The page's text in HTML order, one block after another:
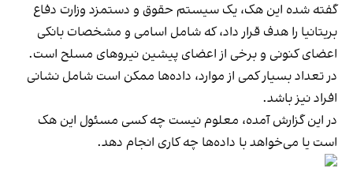
گفته شده این هک، یک سیستم حقوق و دستمزد وزارت دفاع
بریتانیا را هدف قرار داد، که شامل اسامی و مشخصات بانکی
اعضای کنونی و برخی از اعضای پیشین نیروهای مسلح است.
در تعداد بسیار کمی از موارد، داده‌ها ممکن است شامل نشانی‌
افراد نیز باشد.
در اینگزارشآمده، معلوم نیست چه کسی مسئول این هک
است یا می‌خواهد با داده‌ها چه‌ کاری انجام دهد.